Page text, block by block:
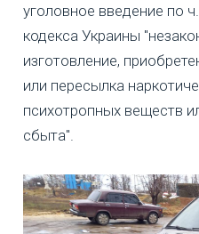
уголовное введение по
кодекса Украины
изготовление,
или пересылка
психотропных веществ
сбыта".